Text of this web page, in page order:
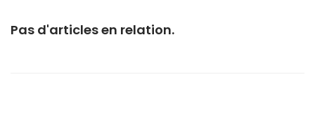
Pas d'articles en relation.